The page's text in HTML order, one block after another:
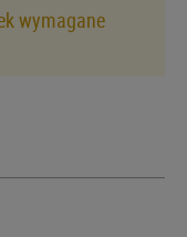
wymagane